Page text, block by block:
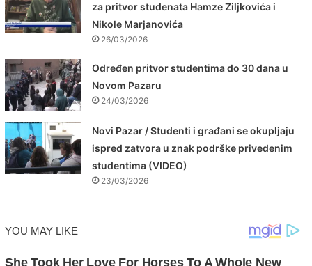
za pritvor studenata Hamze Ziljkovića i
Nikole Marjanovića
26/03/2026
Određen pritvor studentima do 30 dana u
Novom Pazaru
24/03/2026
Novi Pazar / Studenti i građani se okupljaju
ispred zatvora u znak podrške privedenim
studentima (VIDEO)
23/03/2026